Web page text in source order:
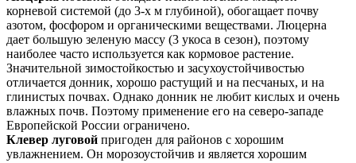
корневой системой (до 3-х м глубиной), обогащает почву
азотом, фосфором и органическими веществами. Люцерна
дает большую зеленую массу (3 укоса в сезон), поэтому
наиболее часто используется как кормовое растение.
Значительной зимостойкостью и засухоустойчивостью
отличается донник, хорошо растущий и на песчаных, и на
глинистых почвах. Однако донник не любит кислых и очень
влажных почв. Поэтому применение его на северо-западе
Европейской России ограничено.
Клевер луговой пригоден для районов с хорошим
увлажнением. Он морозоустойчив и является хорошим